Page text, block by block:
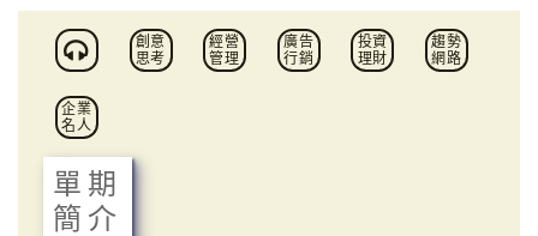
創意
思考
經營
管理
廣告
行銷
投資
理財
趨勢
網路
企業
名人
單期
簡介